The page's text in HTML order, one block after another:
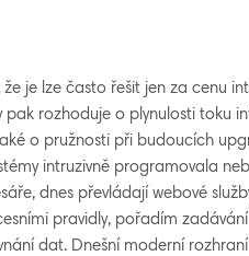
je lze často řešit jen za cenu
pak rozhoduje o plynulosti toku
o pružnosti při budoucích
intruzivně programovala
dnes převládají webové služby
pravidly, pořadím
dat. Dnešní moderní